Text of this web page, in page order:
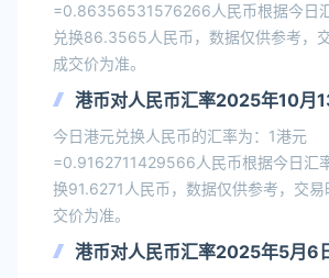
=0.86356531576266人民币根据今日
兑换86.3565人民币，数据仅供参考，
成交价为准。
港币对人民币汇率2025年10月
今日港元兑换人民币的汇率为：1港元
=0.9162711429566人民币根据今日汇
换91.6271人民币，数据仅供参考，交
交价为准。
港币对人民币汇率2025年5月6